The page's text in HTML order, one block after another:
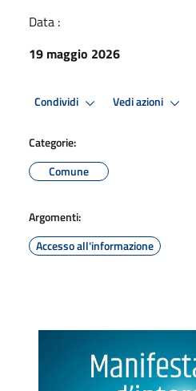
Data :
19 maggio 2026
Condividi Vedi azioni
Categorie:
Comune
Argomenti:
Accesso all'informazione